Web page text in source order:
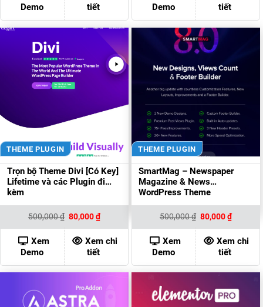
Demo
tiết
Demo
tiết
THEME PLUGIN
Trọn bộ Theme Divi [Có Key]
Lifetime và các Plugin đi
kèm
500,000₫ Giá
gốc
là:
500,000 ₫.
80,000₫Giá
hiện
tại
là:
80,000 ₫.
Xem
Demo
Xem chi
tiết
THEME PLUGIN
SmartMag – Newspaper
Magazine & News
WordPress Theme
500,000₫ Giá
gốc
là:
500,000 ₫.
80,000₫Giá
hiện
tại
là:
80,000
Xem
Demo
Xem chi
tiết